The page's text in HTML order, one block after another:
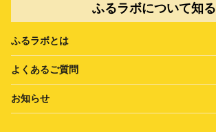
ふるラボについて知る
ふるラボとは
よくあるご質問
お知らせ